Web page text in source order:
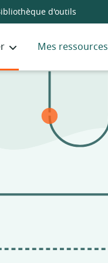
d'outils
Mes ressources